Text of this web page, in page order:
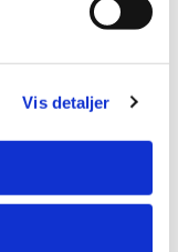
Vis detaljer